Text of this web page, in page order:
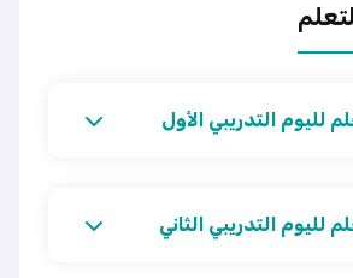
لليوم التدريبي الأول
لليوم التدريبي الثاني